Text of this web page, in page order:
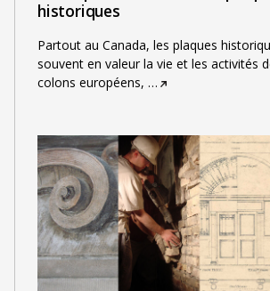
historiques
Partout au Canada, les plaques
souvent en valeur la vie et les activités
colons européens, …